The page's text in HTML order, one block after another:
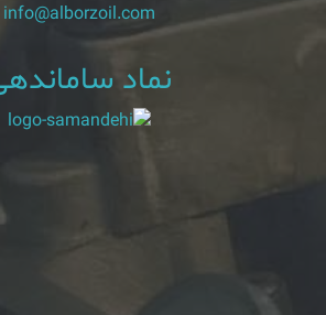
info@alborzoil.com
نماد